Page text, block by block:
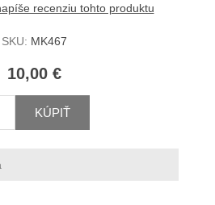
recenziu tohto produktu
SKU: MK467
10,00 €
KÚPIŤ